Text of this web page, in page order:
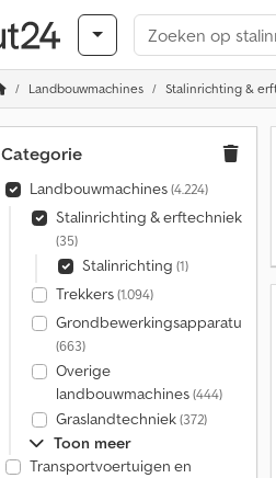
Landbouwmachines Stalinrichting &
Categorie
Landbouwmachines(4.224)
Stalinrichting & erftechniek
(35)
Stalinrichting (1)
Trekkers(1.094)
Grondbewerkingsapparatuur
(663)
Overige
landbouwmachines(444)
Graslandtechniek(372)
Toon meer
Transportvoertuigen en